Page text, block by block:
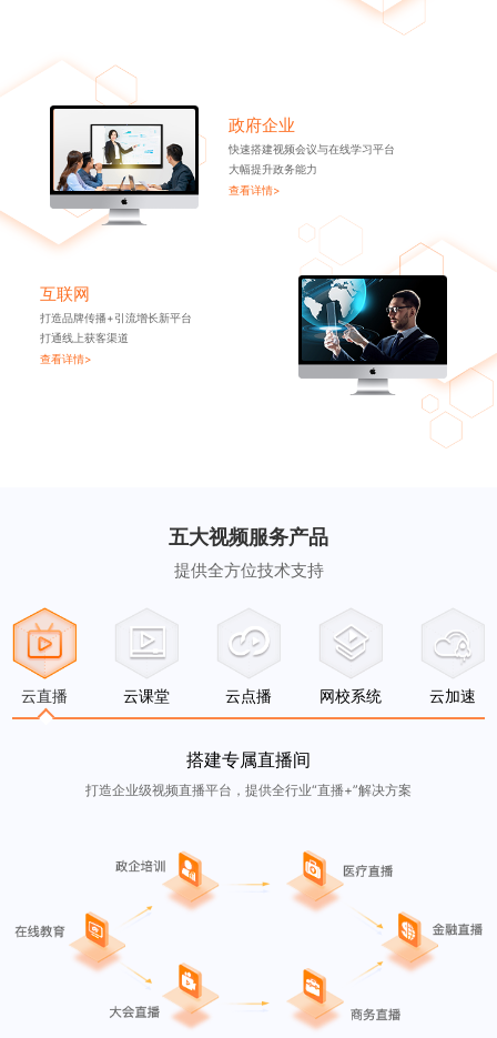
政府企业
快速搭建视频会议与在线学习平台
大幅提升政务能力
查看详情>
互联网
打造品牌传播+引流增长新平台
打通线上获客渠道
查看详情>
五大视频服务产品
提供全方位技术支持
云直播 云课堂 云点播 网校系统 云加速
搭建专属直播间
打造企业级视频直播平台，提供全行业“直播+”解决方案